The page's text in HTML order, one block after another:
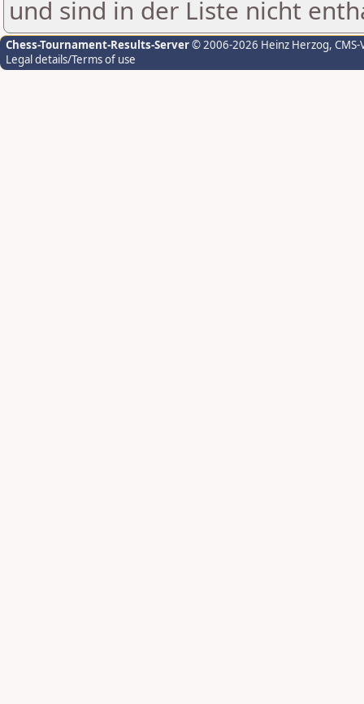
und sind in der Liste nicht
Chess-Tournament-Results-Server© 2006-2026 Heinz Herzog,
Legal details/Terms of use